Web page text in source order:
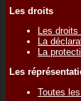
Les droits
Les
La
La
Les
Toutes